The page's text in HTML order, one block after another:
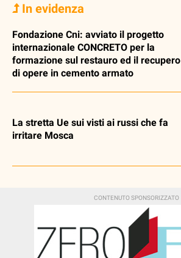
In evidenza
Fondazione Cni: avviato il progetto
internazionale CONCRETO per la
formazione sul restauro ed il recupero
di opere in cemento armato
La stretta Ue sui visti ai russi che fa
irritare Mosca